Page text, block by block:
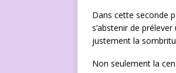
Dans cette seconde
s’abstenir de
justement la
Non seulement la